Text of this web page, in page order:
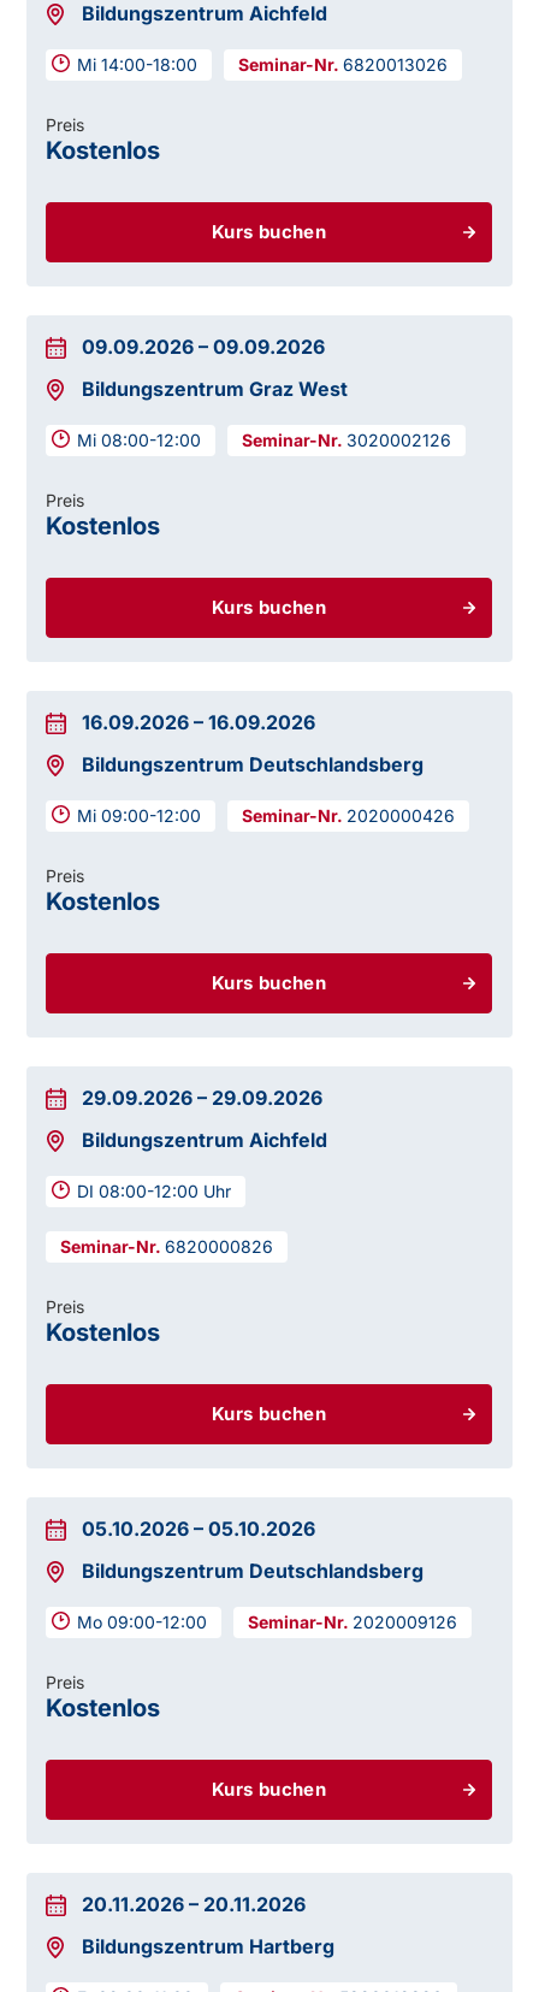
Bildungszentrum Aichfeld
Mi 14:00-18:00 6820013026
Kurs buchen
Preis
Kostenlos
09.09.2026 –09.09.2026
Bildungszentrum Graz West
Mi 08:00-12:00 3020002126
Kurs buchen
Preis
Kostenlos
16.09.2026 –16.09.2026
Bildungszentrum Deutschlandsberg
Mi 09:00-12:00 2020000426
Kurs buchen
Preis
Kostenlos
29.09.2026 – 29.09.2026
Bildungszentrum Aichfeld
DI 08:00-12:00 Uhr
6820000826
Kurs buchen
Preis
Kostenlos
05.10.2026 –05.10.2026
Bildungszentrum Deutschlandsberg
Mo 09:00-12:00 2020009126
Kurs buchen
Preis
Kostenlos
20.11.2026 – 20.11.2026
Bildungszentrum Hartberg